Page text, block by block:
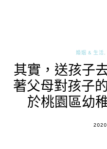
婚姻 & 生活
其實，送孩子
著父母對孩子
於桃園區幼